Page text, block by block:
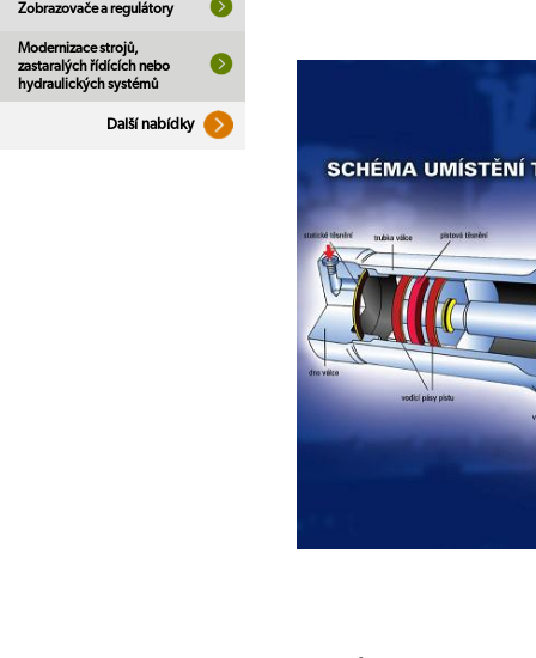
Zobrazovače a regulátory
Modernizace strojů,
zastaralých řídících nebo
hydraulických systémů
Další nabídky